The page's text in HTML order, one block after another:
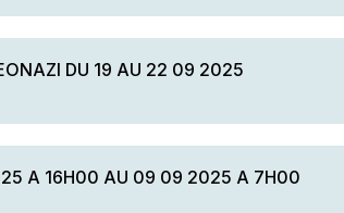
DU 19 AU 22 09 2025
A 16H00 AU 09 09 2025 A 7H00